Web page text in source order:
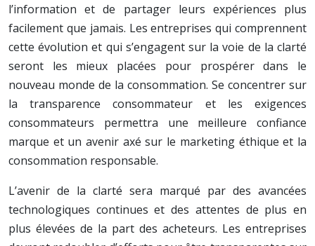
l’information et de partager leurs expériences plus
facilement que jamais. Les entreprises qui comprennent
cette évolution et qui s’engagent sur la voie de la clarté
seront les mieux placées pour prospérer dans le
nouveau monde de la consommation. Se concentrer sur
la transparence consommateur et les exigences
consommateurs permettra une meilleure confiance
marque et un avenir axé sur le marketing éthique et la
consommation responsable.
L’avenir de la clarté sera marqué par des avancées
technologiques continues et des attentes de plus en
plus élevées de la part des acheteurs. Les entreprises